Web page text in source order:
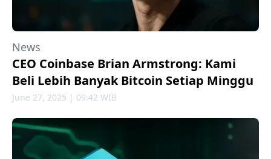
News
CEO Coinbase Brian Armstrong: Kami
Beli Lebih Banyak Bitcoin Setiap Minggu
June 27, 2025 | 09:42 WIB